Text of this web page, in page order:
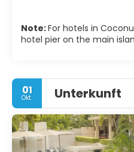
Note:For hotels in
hotel pier on the main
01
Okt. Unterkunft